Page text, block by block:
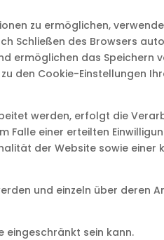
zu ermöglichen,
Schließen des Browsers
ermöglichen das Speichern
den Cookie-Einstellungen
werden, erfolgt die
Falle einer erteilten
der Website sowie einer
und einzeln über deren
eingeschränkt sein kann.